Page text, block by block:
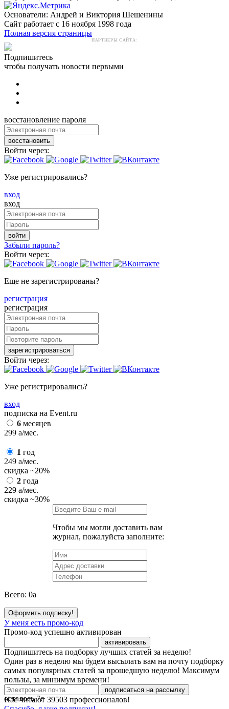
Основатели: Андрей и Виктория Шешенины
Сайт работает с 16 ноября 1998 года
Полная версия страницы
ПАРТНЕРЫ САЙТА:
Подпишитесь
чтобы получать новости первыми
восстановление пароля
восстановить
Войти через:
Уже регистрировались?
вход
вход
войти
Забыли пароль?
Войти через:
Еще не зарегистрированы?
регистрация
регистрация
зарегистрироваться
Войти через:
Уже регистрировались?
вход
подписка на Event.ru
6 месяцев
299 a/мес.
1 год
249 a/мес.
скидка ~20%
2 года
229 a/мес.
скидка ~30%
Чтобы мы могли доставить вам
журнал, пожалуйста заполните:
Всего: 0a
Оформить подписку!
У меня есть промо-код
Промо-код успешно активирован
активировать
Подпишитесь на подборку лучших статей за неделю!
Один раз в неделю мы будем высылать вам на почту подборку
самых популярных статей за прошедшую неделю! Максимум
пользы, за минимум времени!
подписаться на рассылку
Нас читают 39503 профессионалов!
осталось7с